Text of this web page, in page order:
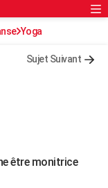
Rechercher
Yoga
Sujet Suivant
être monitrice